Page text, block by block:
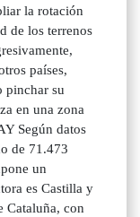
la rotación
de los terrenos
países,
pinchar su
en una zona
Según datos
de 71.473
un
es Castilla y
Cataluña, con